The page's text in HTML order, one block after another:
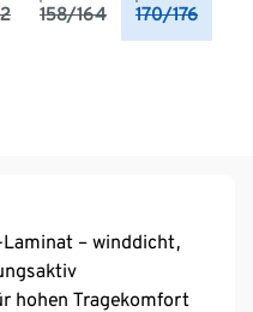
158/164 170/176
– winddicht,
hohen Tragekomfort